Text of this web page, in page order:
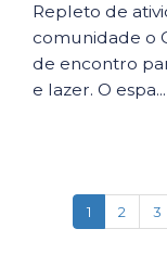
Repleto de
comunidade o
de encontro
e lazer. O espa...
1(current)
2 3